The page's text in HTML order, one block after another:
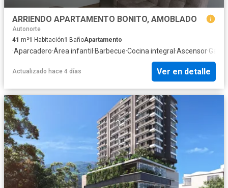
ARRIENDO APARTAMENTO BONITO, AMOBLADO
Autonorte
41 m²1 Habitación1 BañoApartamento
·Aparcadero·Área infantil·Barbecue·Cocina integral·Ascensor·Gas
Actualizado hace 4 días Ver en detalle